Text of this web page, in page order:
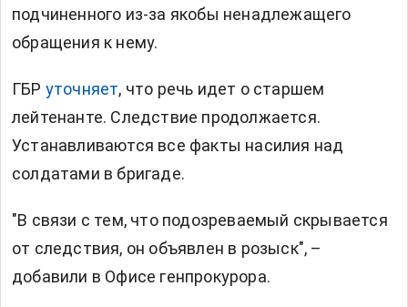
подчиненного из-за якобы ненадлежащего
обращения к нему.
ГБР уточняет, что речь идет о старшем
лейтенанте. Следствие продолжается.
Устанавливаются все факты насилия над
солдатами в бригаде.
"В связи с тем, что подозреваемый скрывается
от следствия, он объявлен в розыск", –
добавили в Офисе генпрокурора.